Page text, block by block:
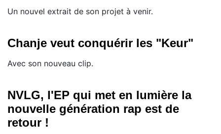
Un nouvel extrait de son projet à venir.
Chanje veut conquérir les "Keur"
Avec son nouveau clip.
NVLG, l'EP qui met en lumière la
nouvelle génération rap est de
retour !